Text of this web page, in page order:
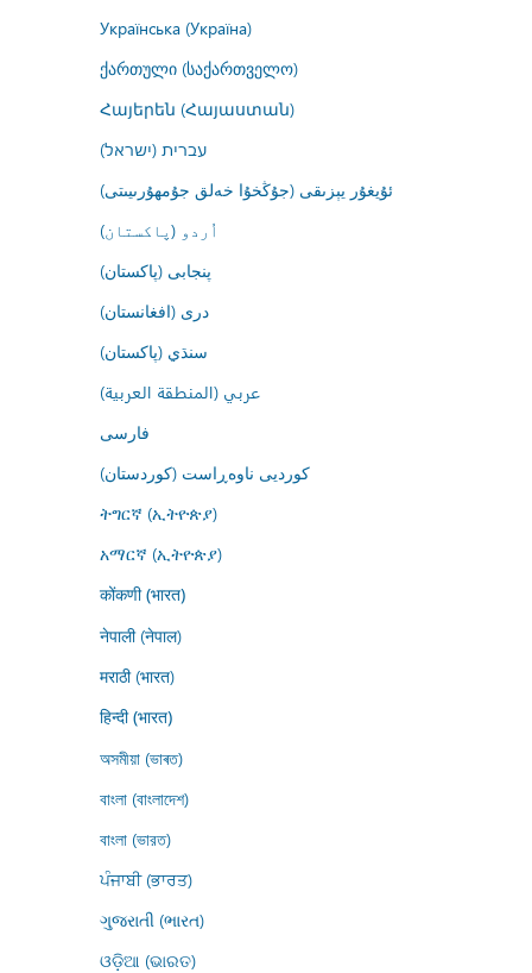
Українська (Україна)
ქართული (საქართველო)
Հայերեն (Հայաստան)
עברית (ישראל)
ئۇيغۇر يېزىقى (جۇڭخۇا خەلق جۇمھۇرىيىتى)
اُردو (پاکستان)
پنجابی (پاکستان)
درى (افغانستان)
سنڌي (پاکستان)
عربي (المنطقة العربية)
فارسى
کوردیی ناوەڕاست (کوردستان)
ትግርኛ (ኢትዮጵያ)
አማርኛ (ኢትዮጵያ)
कोंकणी (भारत)
नेपाली (नेपाल)
मराठी (भारत)
हिन्दी (भारत)
অসমীয়া (ভাৰত)
বাংলা (বাংলাদেশ)
বাংলা (ভারত)
ਪੰਜਾਬੀ (ਭਾਰਤ)
ગુજરાતી (ભારત)
ଓଡ଼ିଆ (ଭାରତ)